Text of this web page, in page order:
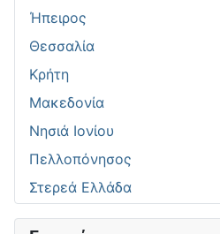
Ήπειρος
Θεσσαλία
Κρήτη
Μακεδονία
Νησιά Ιονίου
Πελλοπόνησος
Στερεά Ελλάδα